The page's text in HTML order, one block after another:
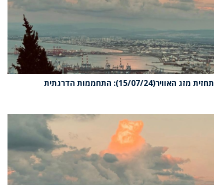
תחזית מזג האוויר(15/07/24): התחממות הדרגתית